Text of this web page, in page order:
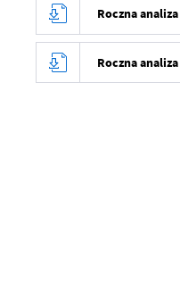
Roczna
Roczna